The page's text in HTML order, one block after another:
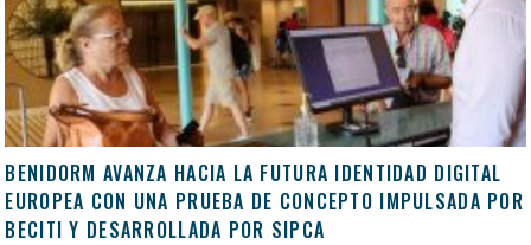
BENIDORM AVANZA HACIA LA FUTURA IDENTIDAD DIGITAL
EUROPEA CON UNA PRUEBA DE CONCEPTO IMPULSADA POR
BECITI Y DESARROLLADA POR SIPCA